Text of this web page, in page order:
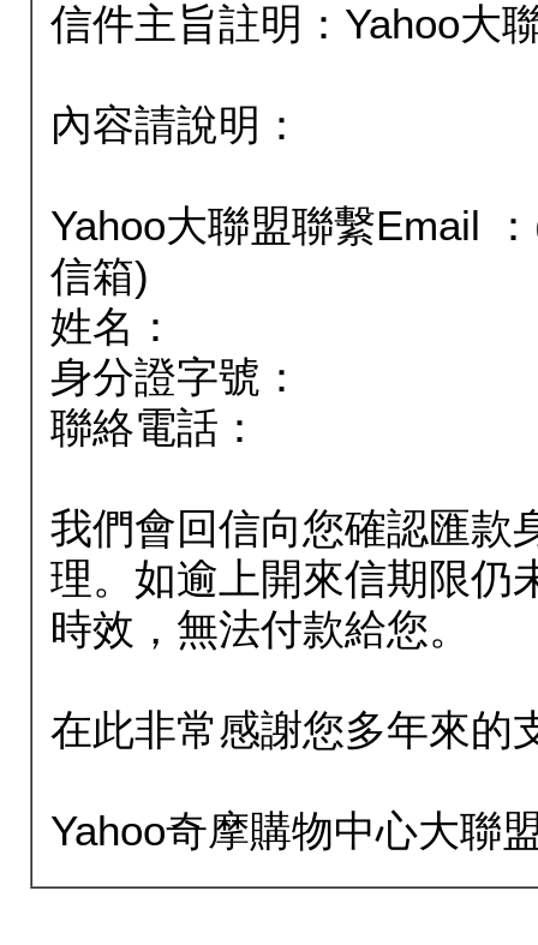
信件主旨註明：Yahoo大
內容請說明：
Yahoo大聯盟聯繫Email
信箱)
姓名：
身分證字號：
聯絡電話：
我們會回信向您確認匯款
理。如逾上開來信期限仍
時效，無法付款給您。
在此非常感謝您多年來的
Yahoo奇摩購物中心大